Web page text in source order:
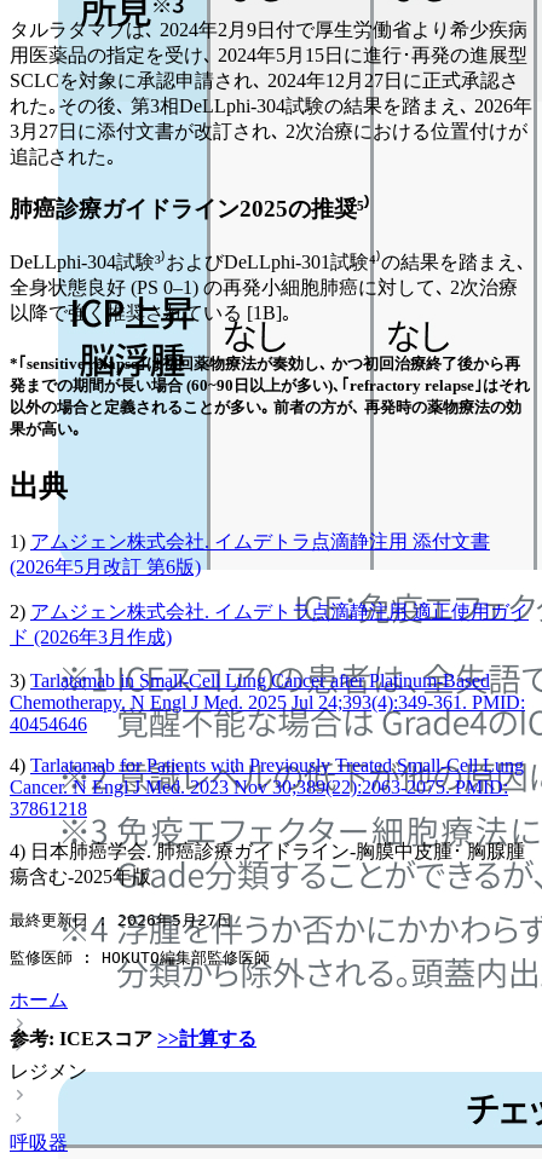
タルラタマブは､ 2024年2月9日付で厚生労働省より希少疾病
用医薬品の指定を受け､ 2024年5月15日に進行･再発の進展型
SCLCを対象に承認申請され､ 2024年12月27日に正式承認さ
れた｡その後､ 第3相DeLLphi-304試験の結果を踏まえ､ 2026年
3月27日に添付文書が改訂され､ 2次治療における位置付けが
追記された｡
肺癌診療ガイドライン2025の推奨⁵⁾
DeLLphi-304試験³⁾およびDeLLphi-301試験⁴⁾の結果を踏まえ､
全身状態良好 (PS 0–1) の再発小細胞肺癌に対して､ 2次治療
以降で強く推奨されている [1B]｡
*｢sensitive relapse｣は初回薬物療法が奏効し､ かつ初回治療終了後から再
発までの期間が長い場合 (60~90日以上が多い)､｢refractory relapse｣はそれ
以外の場合と定義されることが多い｡ 前者の方が､ 再発時の薬物療法の効
果が高い｡
出典
1) アムジェン株式会社. イムデトラ点滴静注用 添付文書
(2026年5月改訂 第6版)
2) アムジェン株式会社. イムデトラ点滴静注用 適正使用ガイ
ド (2026年3月作成)
3) Tarlatamab in Small-Cell Lung Cancer after Platinum-Based
Chemotherapy. N Engl J Med. 2025 Jul 24;393(4):349-361. PMID:
40454646
4) Tarlatamab for Patients with Previously Treated Small-Cell Lung
Cancer. N Engl J Med. 2023 Nov 30;389(22):2063-2075. PMID:
37861218
4) 日本肺癌学会. 肺癌診療ガイドライン-胸膜中皮腫･ 胸腺腫
瘍含む-2025年版
最終更新日 : 2026年5月27日
監修医師 : HOKUTO編集部監修医師
ホーム
レジメン
呼吸器
参考: ICEスコア >>計算する